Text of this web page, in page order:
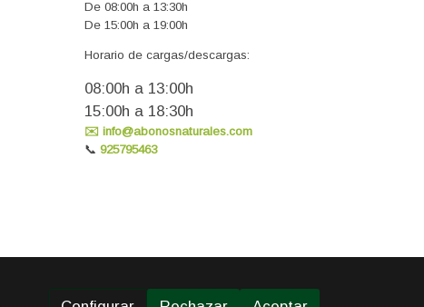
De 08:00h a 13:30h
De 15:00h a 19:00h
Horario de cargas/descargas:
08:00h a 13:00h
15:00h a 18:30h
✉️ info@abonosnaturales.com
📞 925795463